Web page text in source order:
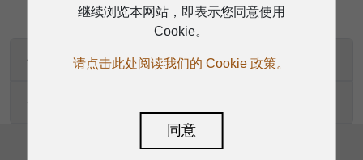
使用手册-EN-WH-24C WH-24R
使用手册-EN-WH-24T WH-24R
继续浏览本网站，即表示您同意使用
Cookie。
请点击此处阅读我们的 Cookie 政策。
同意